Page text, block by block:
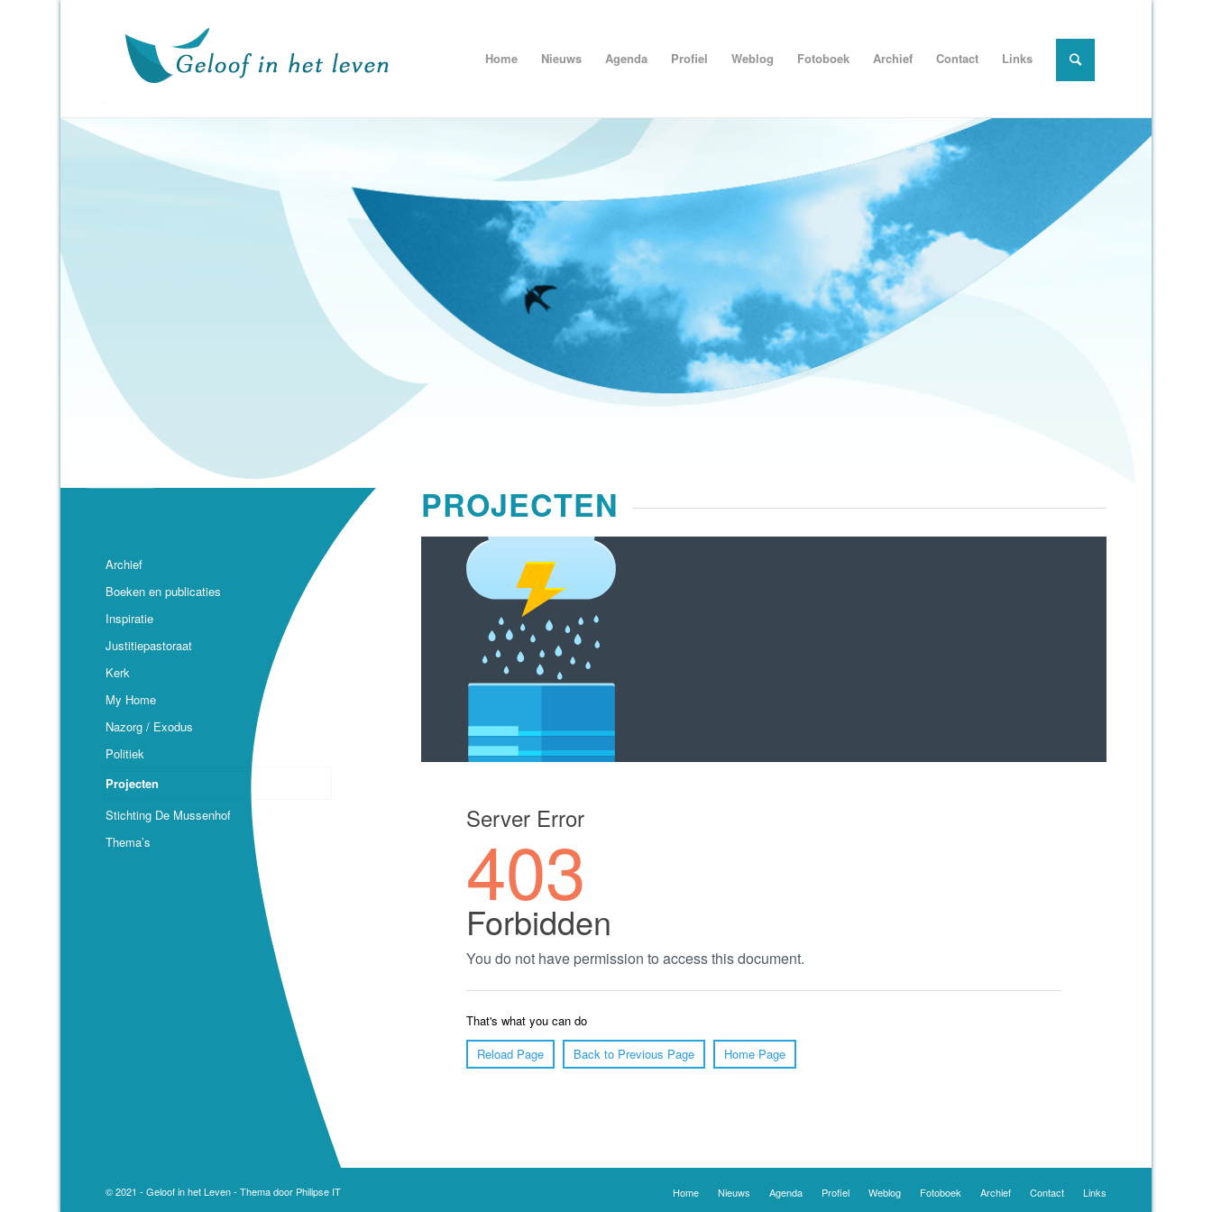
Home Nieuws Agenda Profiel Weblog Fotoboek Archief Contact Links
PROJECTEN
Archief
Boeken en publicaties
Inspiratie
Justitiepastoraat
Kerk
My Home
Nazorg / Exodus
Politiek
Projecten
Stichting De Mussenhof
Thema’s
© 2021 - Geloof in het Leven - Thema door Philipse IT Home Nieuws Agenda Profiel Weblog Fotoboek Archief Contact Links